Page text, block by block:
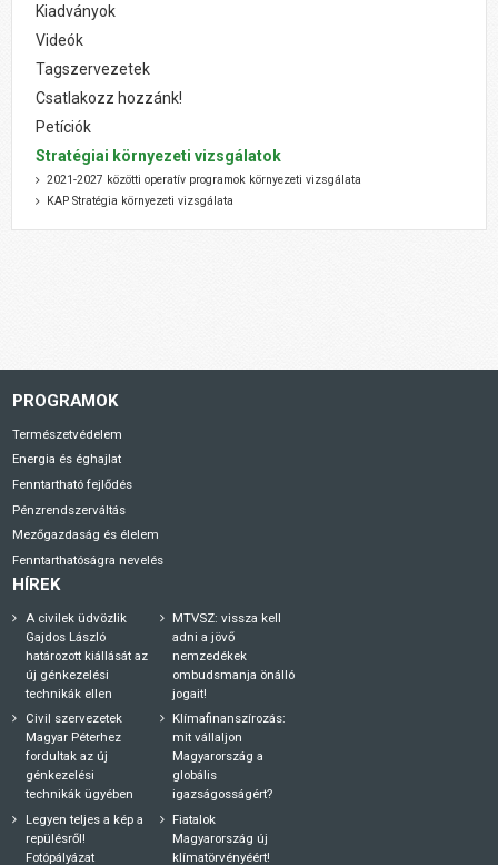
Kiadványok
Videók
Tagszervezetek
Csatlakozz hozzánk!
Petíciók
Stratégiai környezeti vizsgálatok
2021-2027 közötti operatív programok környezeti vizsgálata
KAP Stratégia környezeti vizsgálata
PROGRAMOK
Természetvédelem
Energia és éghajlat
Fenntartható fejlődés
Pénzrendszerváltás
Mezőgazdaság és élelem
Fenntarthatóságra nevelés
HÍREK
A civilek üdvözlik
Gajdos László
határozott kiállását az
új génkezelési
technikák ellen
Civil szervezetek
Magyar Péterhez
fordultak az új
génkezelési
technikák ügyében
Legyen teljes a kép a
repülésről!
Fotópályázat
MTVSZ: vissza kell
adni a jövő
nemzedékek
ombudsmanja önálló
jogait!
Klímafinanszírozás:
mit vállaljon
Magyarország a
globális
igazságosságért?
Fiatalok
Magyarország új
klímatörvényéért!